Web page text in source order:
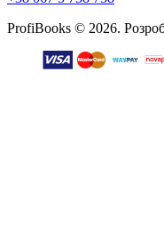
ProfiBooks © 2026.